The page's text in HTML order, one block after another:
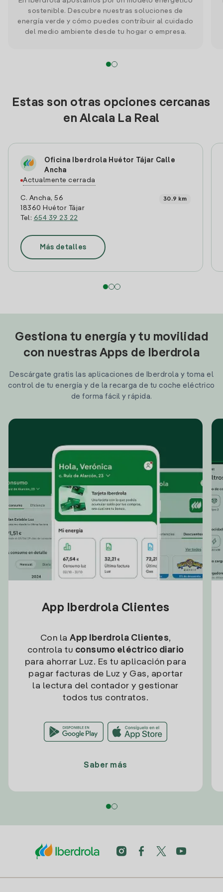
sostenible. Descubre nuestras soluciones de
energía verde y cómo puedes contribuir al cuidado
del medio ambiente desde tu hogar o empresa.
Estas son otras opciones cercanas
en Alcala La Real
Oficina Iberdrola Huétor Tájar Calle
Ancha
Actualmente cerrada
C. Ancha, 56
18360 Huétor Tájar
Tel: 654 39 23 22
30.9 km
Más detalles
Gestiona tu energía y tu movilidad
con nuestras Apps de Iberdrola
Descárgate gratis las aplicaciones de Iberdrola y toma el
control de tu energía y de la recarga de tu coche eléctrico
de forma fácil y rápida.
App Iberdrola Clientes
Con la App Iberdrola Clientes,
controla tu consumo eléctrico diario
para ahorrar Luz. Es tu aplicación para
pagar facturas de Luz y Gas, aportar
la lectura del contador y gestionar
todos tus contratos.
Saber más